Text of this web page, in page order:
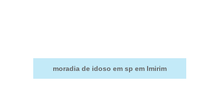
moradia de idoso em sp em Imirim